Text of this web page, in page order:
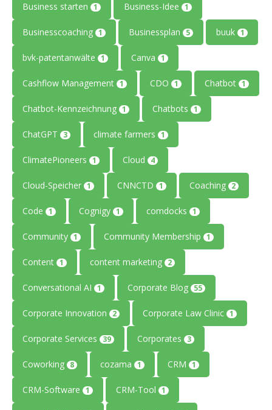
Business starten 1 Business-Idee 1
Businesscoaching 1 Businessplan 5 buuk 1
bvk-patentanwälte 1 Canva 1
Cashflow Management 1 CDO 1 Chatbot 1
Chatbot-Kennzeichnung 1 Chatbots 1
ChatGPT 3 climate farmers 1
ClimatePioneers 1 Cloud 4
Cloud-Speicher 1 CNNCTD 1 Coaching 2
Code 1 Cognigy 1 comdocks 1
Community 1 Community Membership 1
Content 1 content marketing 2
Conversational AI 1 Corporate Blog 55
Corporate Innovation 2 Corporate Law Clinic 1
Corporate Services 39 Corporates 3
Coworking 8 cozama 1 CRM 1
CRM-Software 1 CRM-Tool 1